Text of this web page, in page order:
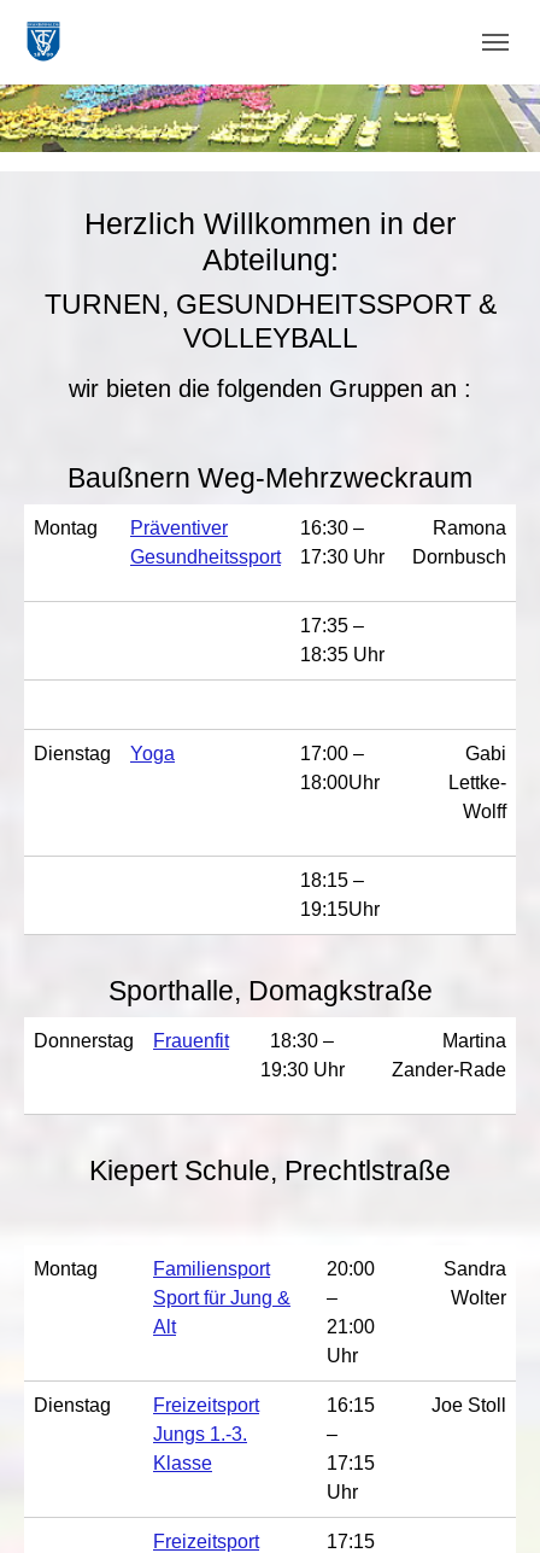
Herzlich Willkommen in der
Abteilung:
TURNEN, GESUNDHEITSSPORT &
VOLLEYBALL
wir bieten die folgenden Gruppen an :
Baußnern Weg-Mehrzweckraum
Montag
Präventiver
Gesundheitssport
16:30 –
17:30 Uhr
Ramona
Dornbusch
17:35 –
18:35 Uhr
Dienstag Yoga
17:00 –
18:00Uhr
Gabi
Lettke-
Wolff
18:15 –
19:15Uhr
Sporthalle, Domagkstraße
Donnerstag Frauenfit
18:30 –
19:30 Uhr
Martina
Zander-Rade
Kiepert Schule, Prechtlstraße
Montag
Familiensport
Sport für Jung &
Alt
20:00
–
21:00
Uhr
Sandra
Wolter
Dienstag
Freizeitsport
Jungs 1.-3.
Klasse
16:15
–
17:15
Uhr
Joe Stoll
Freizeitsport
17:15